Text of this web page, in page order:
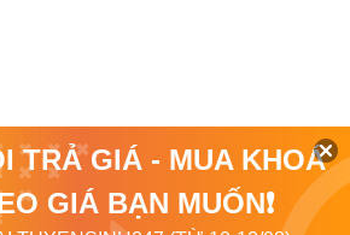
TRẢ GIÁ - MUA KHOÁ
GIÁ BẠN MUỐN❗